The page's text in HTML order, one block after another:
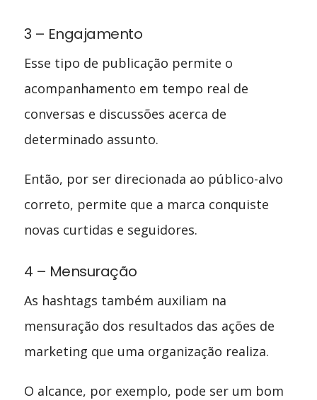
3 – Engajamento
Esse tipo de publicação permite o
acompanhamento em tempo real de
conversas e discussões acerca de
determinado assunto.
Então, por ser direcionada ao público-alvo
correto, permite que a marca conquiste
novas curtidas e seguidores.
4 – Mensuração
As hashtags também auxiliam na
mensuração dos resultados das ações de
marketing que uma organização realiza.
O alcance, por exemplo, pode ser um bom